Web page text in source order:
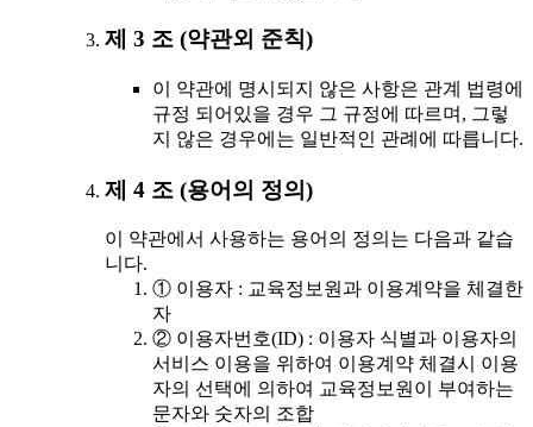
제 3 조 (약관외 준칙)
이 약관에 명시되지 않은 사항은 관계 법령에
규정 되어있을 경우 그 규정에 따르며, 그렇
지 않은 경우에는 일반적인 관례에 따릅니다.
제 4 조 (용어의 정의)
이 약관에서 사용하는 용어의 정의는 다음과 같습
니다.
① 이용자 : 교육정보원과 이용계약을 체결한
자
② 이용자번호(ID) : 이용자 식별과 이용자의
서비스 이용을 위하여 이용계약 체결시 이용
자의 선택에 의하여 교육정보원이 부여하는
문자와 숫자의 조합